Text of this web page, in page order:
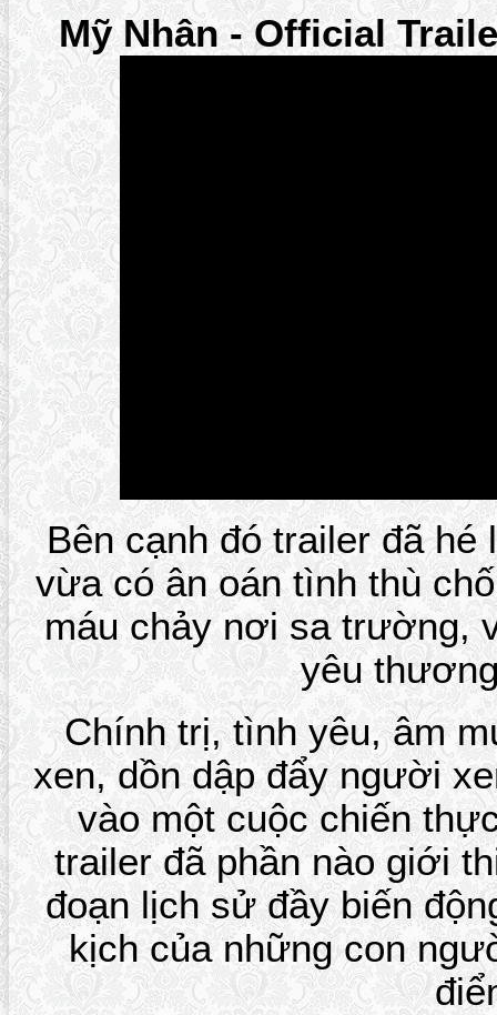
Mỹ Nhân - Official
Bên cạnh đó trailer đã hé
vừa có ân oán tình thù
máu chảy nơi sa trường,
yêu
Chính trị, tình yêu, âm
xen, dồn dập đẩy người
vào một cuộc chiến
trailer đã phần nào giới
đoạn lịch sử đầy biến
kịch của những con